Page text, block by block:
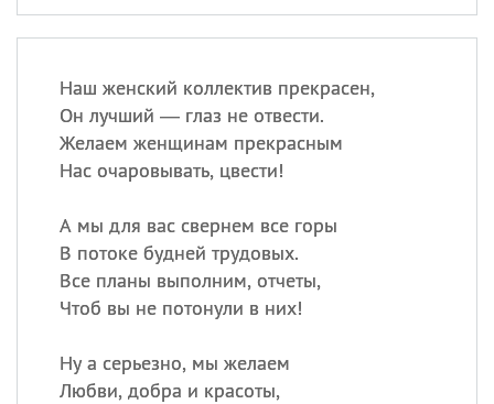
Наш женский коллектив прекрасен,
Он лучший — глаз не отвести.
Желаем женщинам прекрасным
Нас очаровывать, цвести!
А мы для вас свернем все горы
В потоке будней трудовых.
Все планы выполним, отчеты,
Чтоб вы не потонули в них!
Ну а серьезно, мы желаем
Любви, добра и красоты,